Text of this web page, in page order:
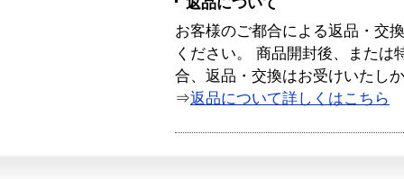
返品について
お客様のご都合による返品・交
ください。 商品開封後、または
合、返品・交換はお受けいたし
⇒返品について詳しくはこちら